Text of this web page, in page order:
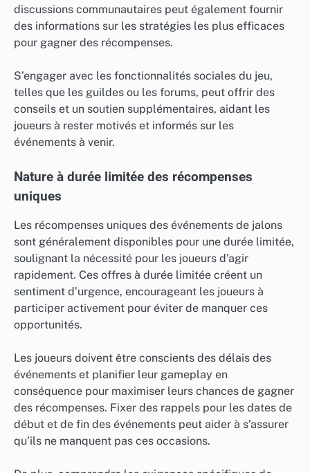
discussions communautaires peut également fournir
des informations sur les stratégies les plus efficaces
pour gagner des récompenses.
S’engager avec les fonctionnalités sociales du jeu,
telles que les guildes ou les forums, peut offrir des
conseils et un soutien supplémentaires, aidant les
joueurs à rester motivés et informés sur les
événements à venir.
Nature à durée limitée des récompenses
uniques
Les récompenses uniques des événements de jalons
sont généralement disponibles pour une durée limitée,
soulignant la nécessité pour les joueurs d’agir
rapidement. Ces offres à durée limitée créent un
sentiment d’urgence, encourageant les joueurs à
participer activement pour éviter de manquer ces
opportunités.
Les joueurs doivent être conscients des délais des
événements et planifier leur gameplay en
conséquence pour maximiser leurs chances de gagner
des récompenses. Fixer des rappels pour les dates de
début et de fin des événements peut aider à s’assurer
qu’ils ne manquent pas ces occasions.